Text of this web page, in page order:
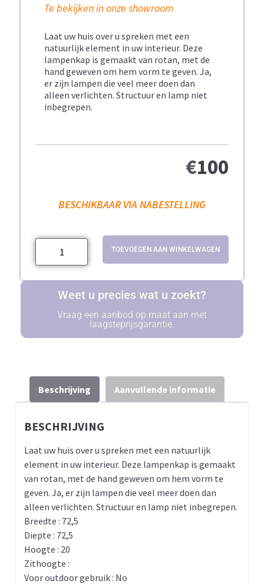
Te bekijken in onze showroom
Laat uw huis over u spreken met een
natuurlijk element in uw interieur. Deze
lampenkap is gemaakt van rotan, met de
hand geweven om hem vorm te geven. Ja,
er zijn lampen die veel meer doen dan
alleen verlichten. Structuur en lamp niet
inbegrepen.
€100
BESCHIKBAAR VIA NABESTELLING
TOEVOEGEN AAN WINKELWAGEN
Weet u precies wat u zoekt?
Vraag een aanbod op maat aan met
laagsteprijsgarantie.
Beschrijving Aanvullende informatie
BESCHRIJVING
Laat uw huis over u spreken met een natuurlijk
element in uw interieur. Deze lampenkap is gemaakt
van rotan, met de hand geweven om hem vorm te
geven. Ja, er zijn lampen die veel meer doen dan
alleen verlichten. Structuur en lamp niet inbegrepen.
Breedte : 72,5
Diepte : 72,5
Hoogte : 20
Zithoogte :
Voor outdoor gebruik : No